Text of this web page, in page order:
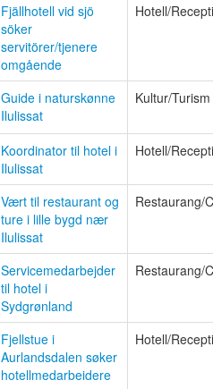
Fjällhotell vid sjö
söker
servitörer/tjenere
omgående
Hotell/
Guide i naturskønne
Ilulissat
Kultur/Turism
Koordinator til hotel i
Ilulissat
Hotell/
Vært til restaurant og
ture i lille bygd nær
Ilulissat
Restaurang/
Servicemedarbejder
til hotel i
Sydgrønland
Restaurang/
Fjellstue i
Aurlandsdalen søker
hotellmedarbeidere
Hotell/